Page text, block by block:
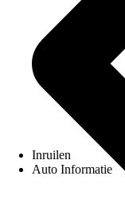
Inruilen
Auto Informatie